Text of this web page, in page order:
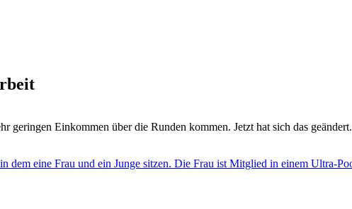
geringen Einkommen über die Runden kommen. Jetzt hat sich das geändert.